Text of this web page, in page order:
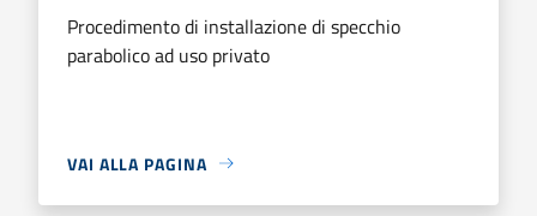
Procedimento di installazione di specchio
parabolico ad uso privato
VAI ALLA PAGINA